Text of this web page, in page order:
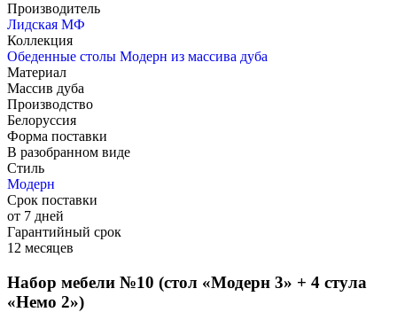
Производитель
Лидская МФ
Коллекция
Обеденные столы Модерн из массива дуба
Материал
Массив дуба
Производство
Белоруссия
Форма поставки
В разобранном виде
Стиль
Модерн
Срок поставки
от 7 дней
Гарантийный срок
12 месяцев
Набор мебели №10 (стол «Модерн 3» + 4 стула
«Немо 2»)